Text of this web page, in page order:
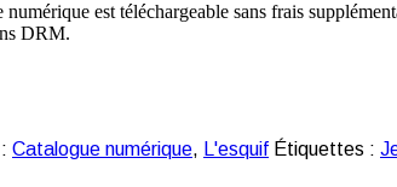
est téléchargeable sans frais
DRM.
Catalogue numérique, L'esquif Étiquettes :